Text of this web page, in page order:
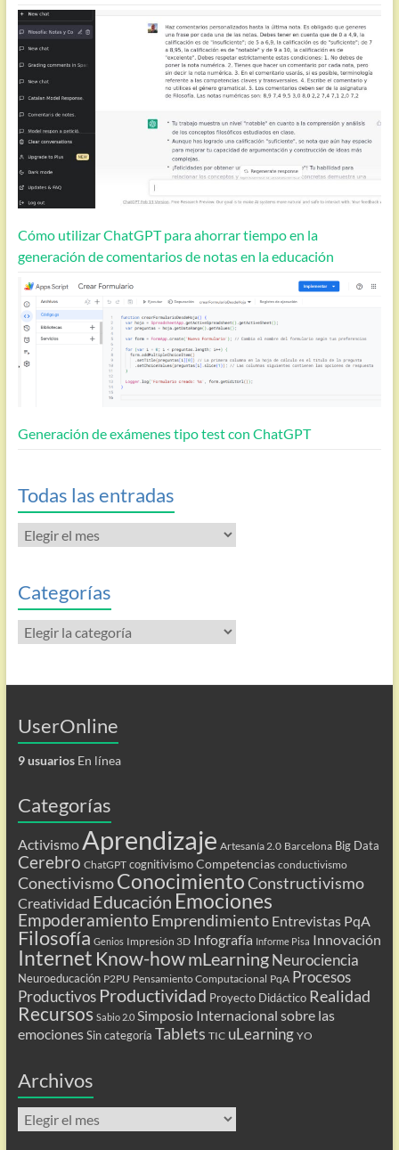
Cómo utilizar ChatGPT para ahorrar tiempo en la
generación de comentarios de notas en la educación
Generación de exámenes tipo test con ChatGPT
Todas las entradas
Todas
las
Categorías
Categorías
UserOnline
9 usuariosEn línea
Categorías
ActivismoAprendizaje Artesanía 2.0 Barcelona Big Data
Cerebro ChatGPT cognitivismo Competencias conductivismo
ConectivismoConocimientoConstructivismo
Creatividad Educación Emociones
Empoderamiento Emprendimiento Entrevistas PqA
Filosofía Genios Impresión 3D Infografía Informe Pisa Innovación
Internet Know-howmLearning Neurociencia
Neuroeducación P2PU Pensamiento Computacional PqA Procesos
Productivos Productividad Proyecto Didáctico Realidad
Recursos Sabio 2.0 Simposio Internacional sobre las
emociones Sin categoría Tablets TIC uLearning YO
Archivos
Archivos